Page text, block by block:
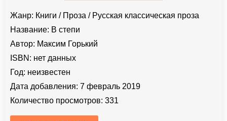
Жанр: Книги / Проза / Русская классическая проза
Название: В степи
Автор: Максим Горький
ISBN: нет данных
Год: неизвестен
Дата добавления: 7 февраль 2019
Количество просмотров: 331